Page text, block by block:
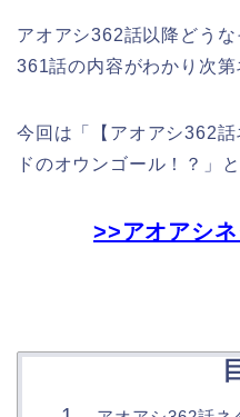
アオアシ362話以降どう
361話の内容がわかり次第
今回は「【アオアシ362
ドのオウンゴール！？」
>>アオアシ